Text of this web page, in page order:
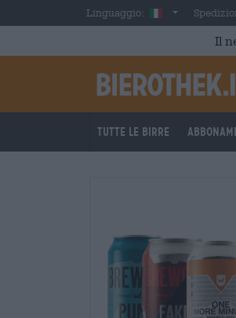
Skip to main contentLinguaggio: Italian
Il
Tutte le birre